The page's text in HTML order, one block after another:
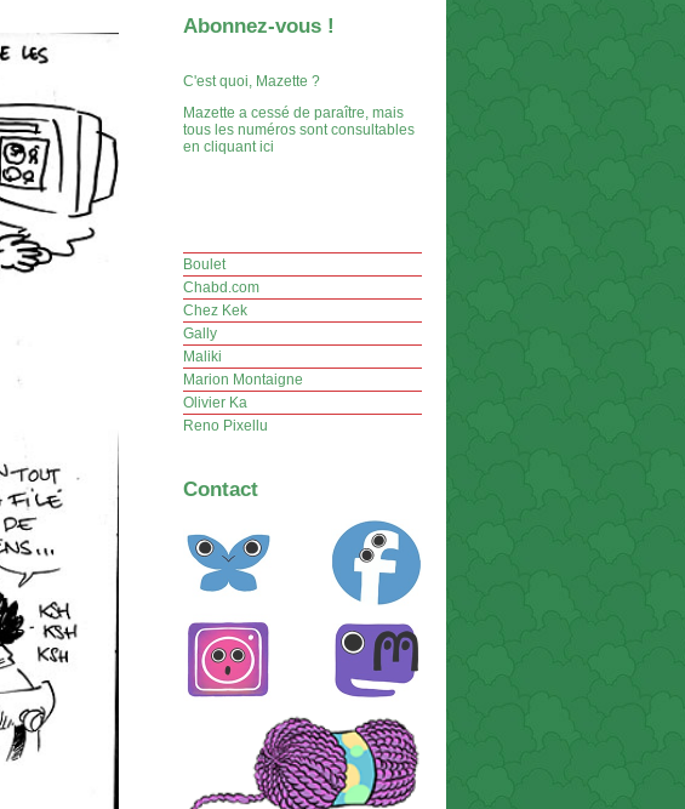
Abonnez-vous !
C'est quoi, Mazette ?
Mazette a cessé de paraître, mais
tous les numéros sont consultables
en cliquant ici
Boulet
Chabd.com
Chez Kek
Gally
Maliki
Marion Montaigne
Olivier Ka
Reno Pixellu
Contact